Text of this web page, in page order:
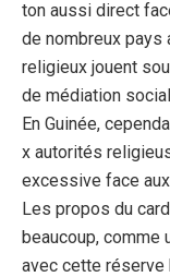
ton aussi direct
de nombreux pays
religieux jouent
de médiation
En Guinée,
x autorités
excessive face
Les propos du
beaucoup, comme
avec cette réserve